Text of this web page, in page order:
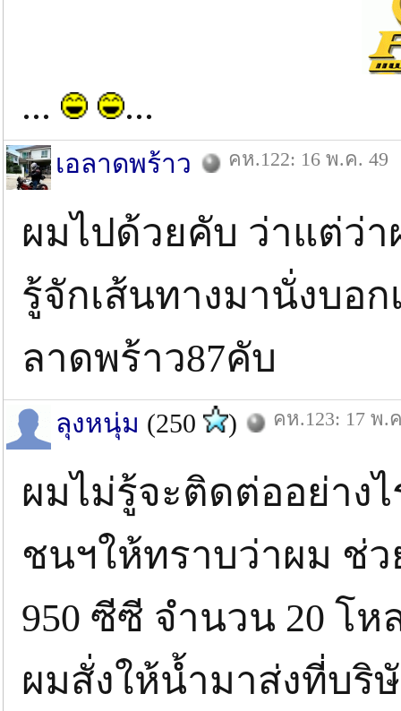
... ...
เอลาดพร้าว คห.122: 16 พ.ค. 49
ผมไปด้วยคับ ว่าแต่ว่
รู้จักเส้นทางมานั่งบอ
ลาดพร้าว87คับ
ลุงหนุ่ม (250 ) คห.123: 17 พ.
ผมไม่รู้จะติดต่ออย่าง
ชนฯให้ทราบว่าผม ช่
950 ซีซี จำนวน 20 โ
ผมสั่งให้น้ำมาส่งที่บริ